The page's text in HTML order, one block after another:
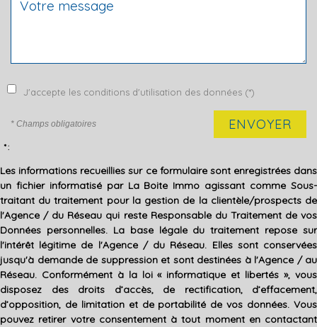
J'accepte les conditions d'utilisation des données (*)
* Champs obligatoires ENVOYER
* :
Les informations recueillies sur ce formulaire sont enregistrées dans
un fichier informatisé par La Boite Immo agissant comme Sous-
traitant du traitement pour la gestion de la clientèle/prospects de
l'Agence / du Réseau qui reste Responsable du Traitement de vos
Données personnelles. La base légale du traitement repose sur
l'intérêt légitime de l'Agence / du Réseau. Elles sont conservées
jusqu'à demande de suppression et sont destinées à l'Agence / au
Réseau. Conformément à la loi « informatique et libertés », vous
disposez des droits d’accès, de rectification, d’effacement,
d’opposition, de limitation et de portabilité de vos données. Vous
pouvez retirer votre consentement à tout moment en contactant